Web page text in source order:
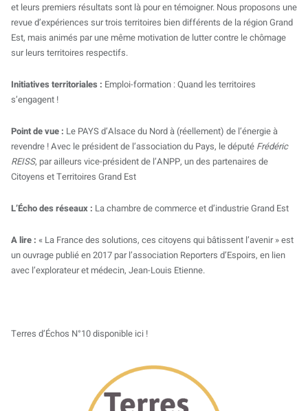
et leurs premiers résultats sont là pour en témoigner. Nous proposons une
revue d’expériences sur trois territoires bien différents de la région Grand
Est, mais animés par une même motivation de lutter contre le chômage
sur leurs territoires respectifs.
Initiatives territoriales : Emploi-formation : Quand les territoires
s’engagent !
Point de vue : Le PAYS d’Alsace du Nord à (réellement) de l’énergie à
revendre ! Avec le président de l’association du Pays, le député Frédéric
REISS, par ailleurs vice-président de l’ANPP, un des partenaires de
Citoyens et Territoires Grand Est
L’Écho des réseaux : La chambre de commerce et d’industrie Grand Est
A lire : « La France des solutions, ces citoyens qui bâtissent l’avenir » est
un ouvrage publié en 2017 par l’association Reporters d’Espoirs, en lien
avec l’explorateur et médecin, Jean-Louis Etienne.
Terres d’Échos N°10 disponible ici !